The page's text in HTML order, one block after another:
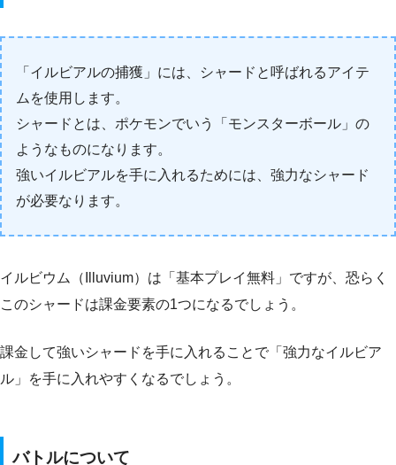
「イルビアルの捕獲」には、シャードと呼ばれるアイテ
ムを使用します。
シャードとは、ポケモンでいう「モンスターボール」の
ようなものになります。
強いイルビアルを手に入れるためには、強力なシャード
が必要なります。
イルビウム（Illuvium）は「基本プレイ無料」ですが、恐らく
このシャードは課金要素の1つになるでしょう。
課金して強いシャードを手に入れることで「強力なイルビア
ル」を手に入れやすくなるでしょう。
バトルについて